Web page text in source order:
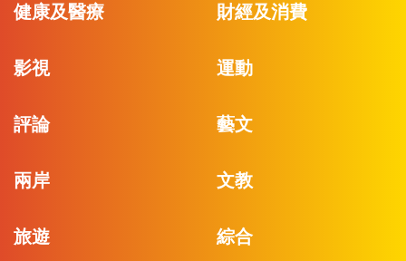
健康及醫療 財經及消費
影視 運動
評論 藝文
兩岸 文教
旅遊 綜合